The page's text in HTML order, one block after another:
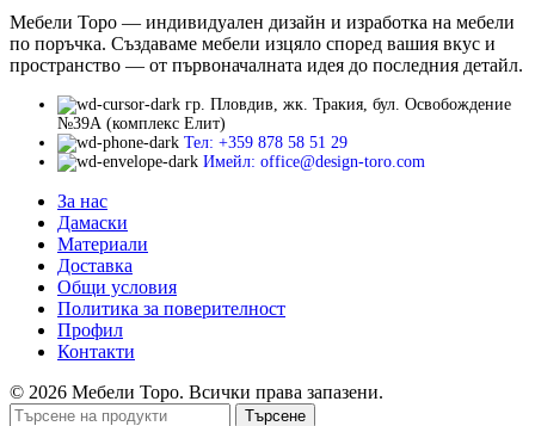
Мебели Торо — индивидуален дизайн и изработка на мебели
по поръчка. Създаваме мебели изцяло според вашия вкус и
пространство — от първоначалната идея до последния детайл.
гр. Пловдив, жк. Тракия, бул. Освобождение
№39А (комплекс Елит)
Тел: +359 878 58 51 29
Имейл: office@design-toro.com
За нас
Дамаски
Материали
Доставка
Общи условия
Политика за поверителност
Профил
Контакти
© 2026 Мебели Торо. Всички права запазени.
Търсене